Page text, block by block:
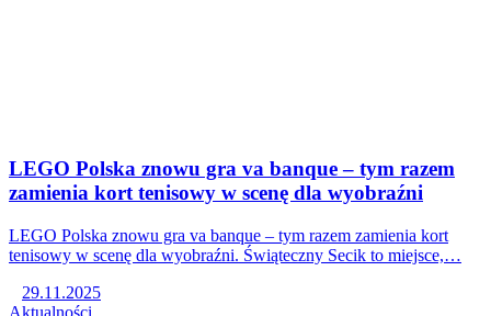
LEGO Polska znowu gra va banque – tym razem
zamienia kort tenisowy w scenę dla wyobraźni
LEGO Polska znowu gra va banque – tym razem zamienia kort
tenisowy w scenę dla wyobraźni. Świąteczny Secik to miejsce,…
29.11.2025
Aktualności